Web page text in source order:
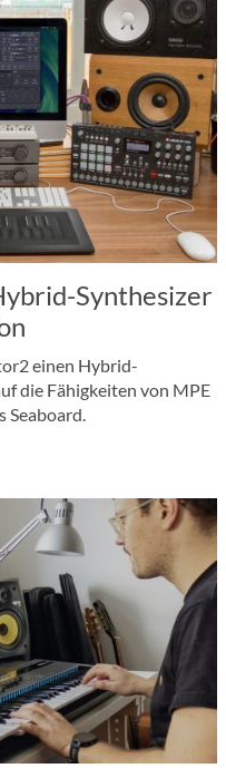
Synthesizer
einen Hybrid-
die Fähigkeiten von MPE
Seaboard.